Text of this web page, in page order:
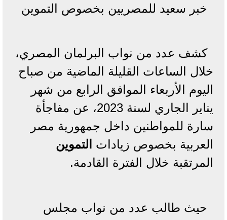
خبر سعيد للمصريين بخصوص التموين
كشف عدد من نواب البرلمان المصري،
خلال الساعات القليلة الماضية من صباح
اليوم الأربعاء الموافق الرابع من شهر
يناير الجاري لسنة 2023، عن مفاجأة
سارة للمواطنين داخل جمهورية مصر
العربية بخصوص زيادات التموين
المرتقبة خلال الفترة القادمة.
حيث طالب عدد من نواب مجلس